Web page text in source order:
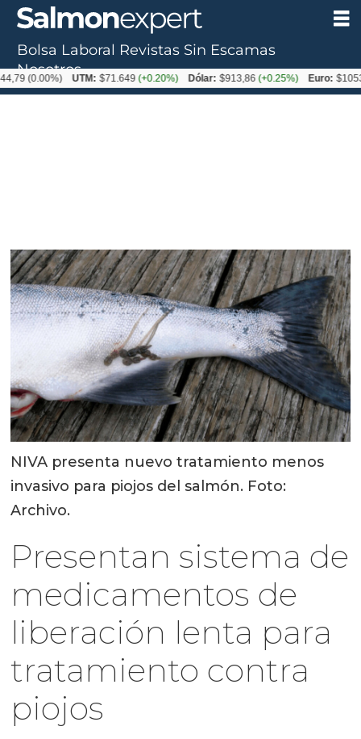
NIVA presenta nuevo tratamiento menos
invasivo para piojos del salmón. Foto:
Archivo.
Presentan sistema de
medicamentos de
liberación lenta para
tratamiento contra
piojos
Bolsa Laboral Revistas Sin Escamas
Nosotros
UTM: $71.649 (+0.20%) Dólar: $913,86 (+0.25%) Euro: $1053,08(-